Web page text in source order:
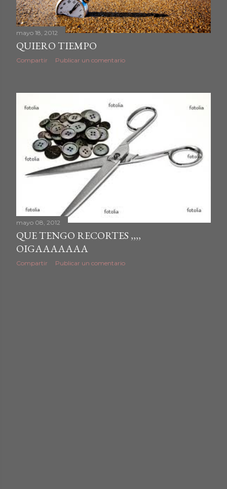
mayo 18, 2012
QUIERO TIEMPO
Compartir Publicar un comentario
mayo 08, 2012
QUE TENGO RECORTES ,,,,
OIGAAAAAAA
Compartir Publicar un comentario